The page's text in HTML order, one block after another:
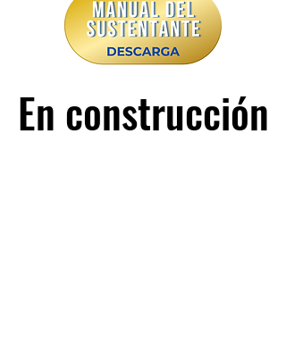
En construcción
En construcción